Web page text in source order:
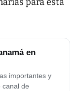
para esta
en
importantes y
canal de